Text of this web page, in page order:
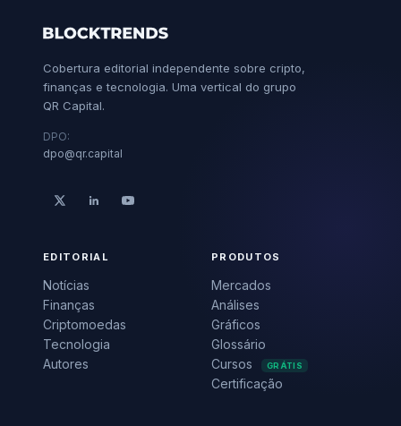
Cobertura editorial independente sobre cripto,
finanças e tecnologia. Uma vertical do grupo
QR Capital.
DPO:
dpo@qr.capital
EDITORIAL
Notícias
Finanças
Criptomoedas
Tecnologia
Autores
PRODUTOS
Mercados
Análises
Gráficos
Glossário
Cursos
GRÁTIS
Certificação